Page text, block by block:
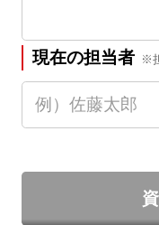
現在の担当者 ※